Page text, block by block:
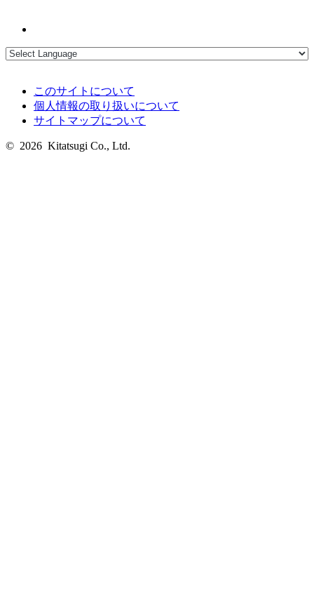
このサイトについて
個人情報の取り扱いについて
サイトマップについて
© 2026 Kitatsugi Co., Ltd.